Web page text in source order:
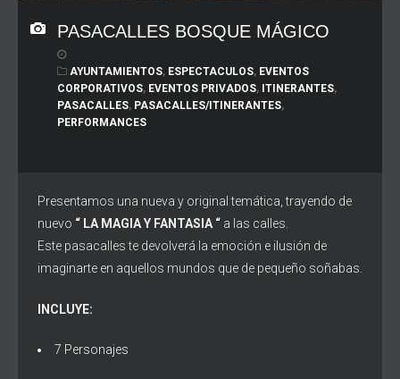
PASACALLES BOSQUE MÁGICO
AYUNTAMIENTOS, ESPECTACULOS, EVENTOS
CORPORATIVOS, EVENTOS PRIVADOS, ITINERANTES,
PASACALLES, PASACALLES/ITINERANTES,
PERFORMANCES
Presentamos una nueva y original temática, trayendo de
nuevo “ LA MAGIA Y FANTASIA “ a las calles.
Este pasacalles te devolverá la emoción e ilusión de
imaginarte en aquellos mundos que de pequeño soñabas.
INCLUYE:
7 Personajes